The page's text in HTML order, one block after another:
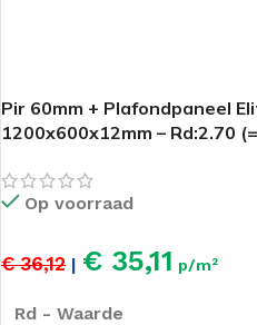
Pir 60mm + Plafondpaneel
1200x600x12mm – Rd:2.70
Op voorraad
€ 36,12 | € 35,11 p/m²
Rd - Waarde